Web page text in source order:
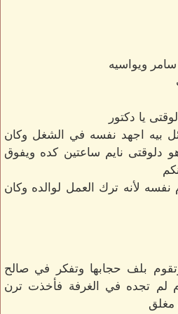
ويواسيه
يا دكتور
بيه اجهد نفسه في الشغل وكان
دلوقتى نايم ساعتين كده ويفوق
لأنه ترك العمل لوالده وكان
بلف حجابها وتفكر في صالح
لم تجده في الغرفة فأخذت ترن
مغلق